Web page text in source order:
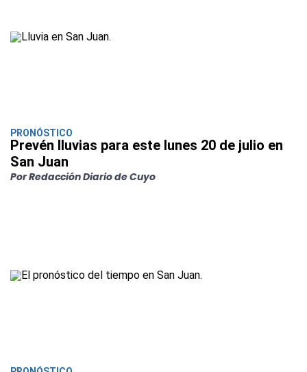
PRONÓSTICO
Prevén lluvias para este lunes 20 de julio en
San Juan
Por Redacción Diario de Cuyo